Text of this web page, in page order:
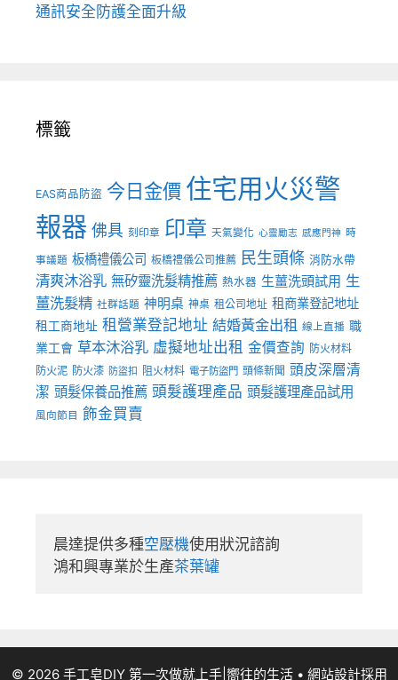
通訊安全防護全面升級
標籤
EAS商品防盜 今日金價 住宅用火災警
報器 佛具 刻印章 印章 天氣變化 心靈勵志 感應門神 時
事議題 板橋禮儀公司 板橋禮儀公司推薦 民生頭條 消防水帶
清爽沐浴乳 無矽靈洗髮精推薦 熱水器 生薑洗頭試用 生
薑洗髮精 社群話題 神明桌 神桌 租公司地址 租商業登記地址
租工商地址 租營業登記地址 結婚黃金出租 線上直播 職
業工會 草本沐浴乳 虛擬地址出租 金價查詢 防火材料
防火泥 防火漆 防盜扣 阻火材料 電子防盜門 頭條新聞 頭皮深層清
潔 頭髮保養品推薦 頭髮護理產品 頭髮護理產品試用
風向節目 飾金買賣
晨達提供多種空壓機使用狀況諮詢
鴻和興專業於生產茶葉罐
© 2026 手工皂DIY 第一次做就上手|嚮往的生活• 網站設計採用